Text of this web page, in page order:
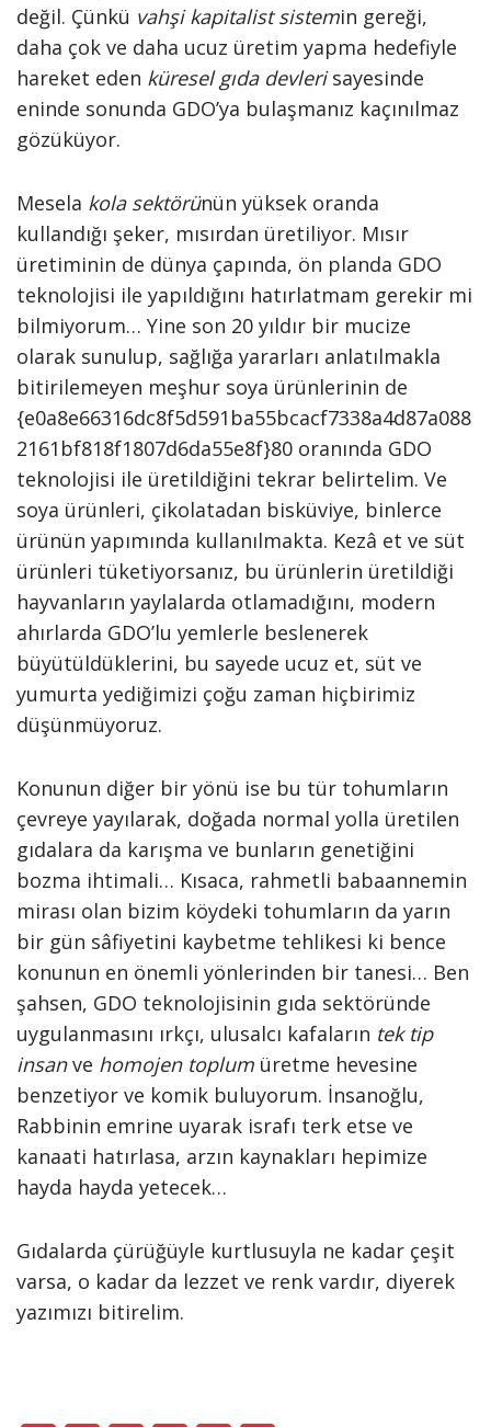
değil. Çünkü vahşi kapitalist sistemin gereği,
daha çok ve daha ucuz üretim yapma hedefiyle
hareket eden küresel gıda devlerisayesinde
eninde sonunda GDO’ya bulaşmanız kaçınılmaz
gözüküyor.
Mesela kola sektörünün yüksek oranda
kullandığı şeker, mısırdan üretiliyor. Mısır
üretiminin de dünya çapında, ön planda GDO
teknolojisi ile yapıldığını hatırlatmam gerekir mi
bilmiyorum… Yine son 20 yıldır bir mucize
olarak sunulup, sağlığa yararları anlatılmakla
bitirilemeyen meşhur soya ürünlerinin de
{e0a8e66316dc8f5d591ba55bcacf7338a4d87a088
2161bf818f1807d6da55e8f}80 oranında GDO
teknolojisi ile üretildiğini tekrar belirtelim. Ve
soya ürünleri, çikolatadan bisküviye, binlerce
ürünün yapımında kullanılmakta. Kezâ et ve süt
ürünleri tüketiyorsanız, bu ürünlerin üretildiği
hayvanların yaylalarda otlamadığını, modern
ahırlarda GDO’lu yemlerle beslenerek
büyütüldüklerini, bu sayede ucuz et, süt ve
yumurta yediğimizi çoğu zaman hiçbirimiz
düşünmüyoruz.
Konunun diğer bir yönü ise bu tür tohumların
çevreye yayılarak, doğada normal yolla üretilen
gıdalara da karışma ve bunların genetiğini
bozma ihtimali… Kısaca, rahmetli babaannemin
mirası olan bizim köydeki tohumların da yarın
bir gün sâfiyetini kaybetme tehlikesi ki bence
konunun en önemli yönlerinden bir tanesi… Ben
şahsen, GDO teknolojisinin gıda sektöründe
uygulanmasını ırkçı, ulusalcı kafaların tek tip
insanve homojen toplum üretme hevesine
benzetiyor ve komik buluyorum. İnsanoğlu,
Rabbinin emrine uyarak israfı terk etse ve
kanaati hatırlasa, arzın kaynakları hepimize
hayda hayda yetecek…
Gıdalarda çürüğüyle kurtlusuyla ne kadar çeşit
varsa, o kadar da lezzet ve renk vardır, diyerek
yazımızı bitirelim.